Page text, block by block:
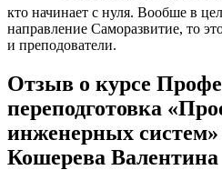
кто начинает с нуля. Вообше в
направление Саморазвитие, то
и преподователи.
Отзыв о курсе
переподготовка
инженерных
Кошерева Валентина